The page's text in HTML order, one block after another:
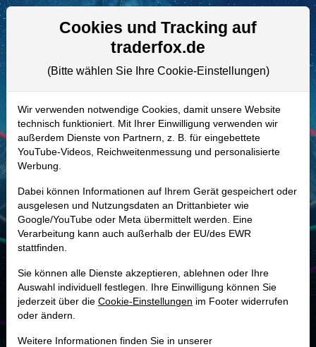
Aktien- und Artikelsuche
A0MM7Q | E7V–Rexel Aktie
Realtime-Aktienkurs:
-
-
Marktkapitalisierung 11,00 Mrd. EUR
Unternehmenswert 15,86 Mrd. EUR
MONKEY-TRADER INDIKATOR
87.3 %
Cookies und Tracking auf
traderfox.de
(Bitte wählen Sie Ihre Cookie-Einstellungen)
Wir verwenden notwendige Cookies, damit unsere Website
technisch funktioniert. Mit Ihrer Einwilligung verwenden wir
außerdem Dienste von Partnern, z. B. für eingebettete
YouTube-Videos, Reichweitenmessung und personalisierte
Werbung.
Dabei können Informationen auf Ihrem Gerät gespeichert oder
ausgelesen und Nutzungsdaten an Drittanbieter wie
Google/YouTube oder Meta übermittelt werden. Eine
Verarbeitung kann auch außerhalb der EU/des EWR
stattfinden.
Sie können alle Dienste akzeptieren, ablehnen oder Ihre
Auswahl individuell festlegen. Ihre Einwilligung können Sie
jederzeit über die Cookie-Einstellungen im Footer widerrufen
oder ändern.
Weitere Informationen finden Sie in unserer